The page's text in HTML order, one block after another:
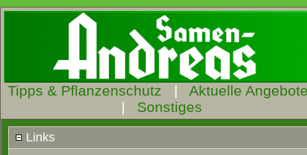
Tipps & Pflanzenschutz | Aktuelle
| Sonstiges
Links